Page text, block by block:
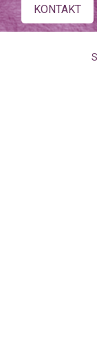
Main
KONTAKT